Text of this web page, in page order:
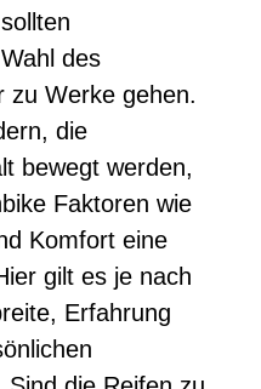
des
zu Werke gehen.
die
bewegt werden,
Faktoren wie
Komfort eine
gilt es je nach
Erfahrung